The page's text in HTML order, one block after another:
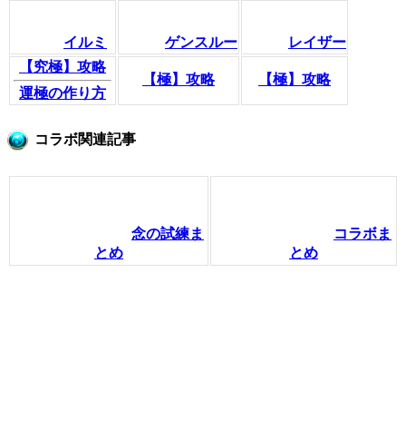
イルミ ゲンスルー
レイザー
【究極】攻略
運極の作り方
【極】攻略 【極】攻略
コラボ関連記事
念の試練ま
とめ
コラボま
とめ